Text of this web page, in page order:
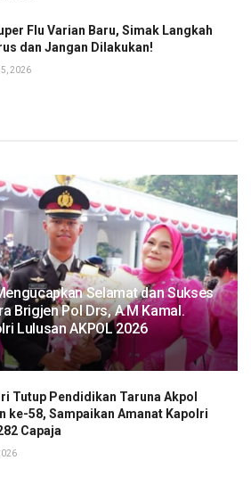
Flu Varian Baru, Simak Langkah
dan Jangan Dilakukan!
2026
Selamat dan Sukses
Brigjen Pol Drs, A.M Kamal.
Lulusan AKPOL 2026
Tutup Pendidikan Taruna Akpol
ke-58, Sampaikan Amanat Kapolri
Capaja